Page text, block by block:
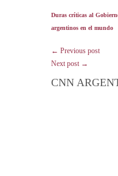
Duras críticas al
argentinos en el mundo
← Previous post
Next post →
CNN